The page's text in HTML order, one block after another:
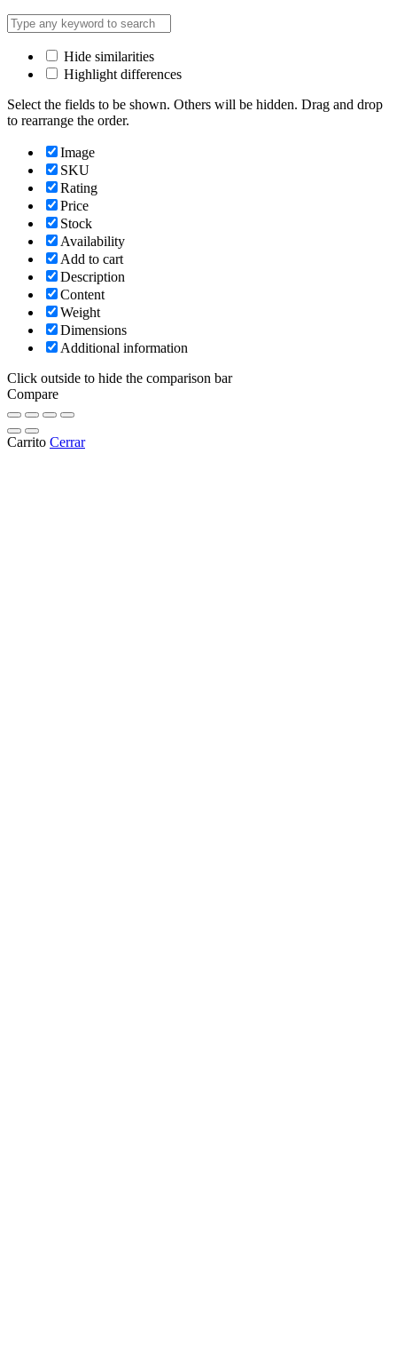
Hide similarities
Highlight differences
Select the fields to be shown. Others will be hidden. Drag and drop
to rearrange the order.
Image
SKU
Rating
Price
Stock
Availability
Add to cart
Description
Content
Weight
Dimensions
Additional information
Click outside to hide the comparison bar
Compare
Carrito Cerrar